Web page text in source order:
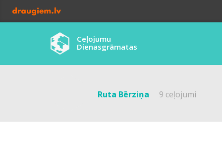
Ceļojumu
Dienasgrāmatas
Ruta Bērziņa 9 ceļojumi